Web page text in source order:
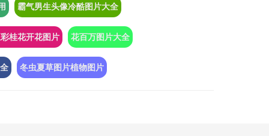
霸气男生头像冷酷图片大全
桂花开花图片 花百万图片大全
冬虫夏草图片植物图片